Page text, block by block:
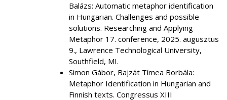
Balázs: Automatic metaphor identification
in Hungarian. Challenges and possible
solutions. Researching and Applying
Metaphor 17. conference, 2025. augusztus
9., Lawrence Technological University,
Southfield, MI.
Simon Gábor, Bajzát Tímea Borbála:
Metaphor Identification in Hungarian and
Finnish texts. Congressus XIII